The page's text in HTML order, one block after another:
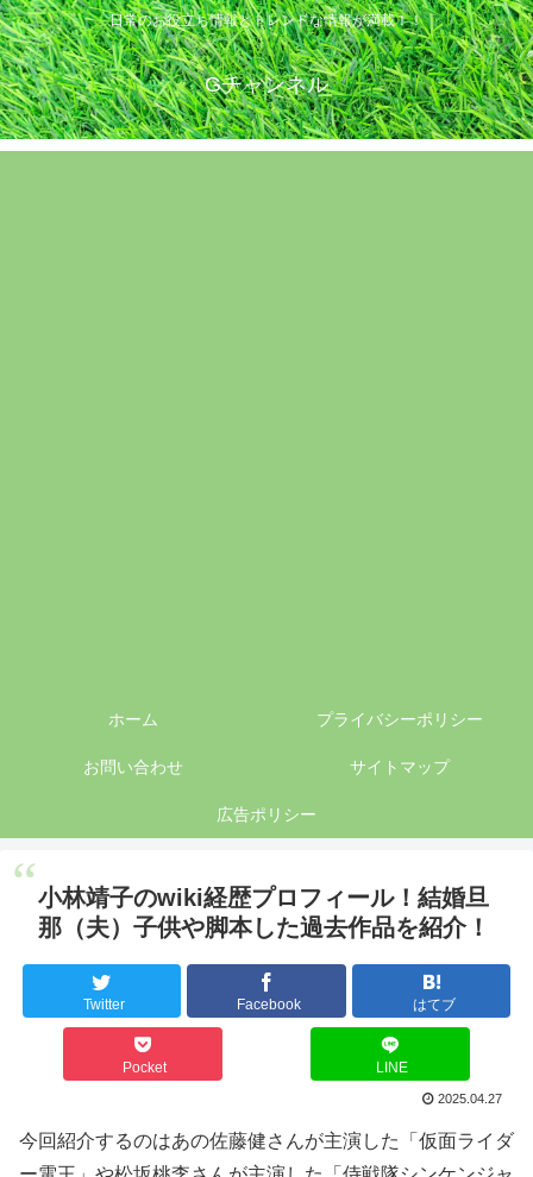
日常のお役立ち情報とトレンドな情報が満載！！
Gチャンネル
ホーム プライバシーポリシー
お問い合わせ サイトマップ
広告ポリシー
小林靖子のwiki経歴プロフィール！結婚旦
那（夫）子供や脚本した過去作品を紹介！
Twitter Facebook はてブ
Pocket LINE
2025.04.27
今回紹介するのはあの佐藤健さんが主演した「仮面ライダ